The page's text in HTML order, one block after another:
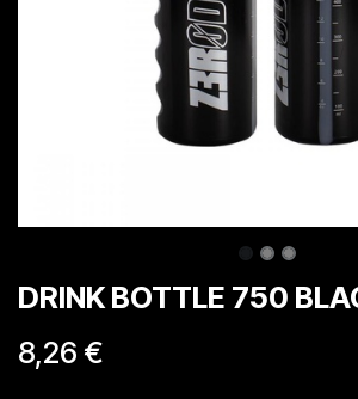
DRINK BOTTLE 750
8,26 €